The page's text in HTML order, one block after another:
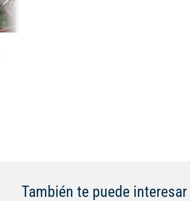
También te puede interesar